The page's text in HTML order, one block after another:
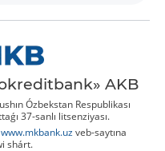
AKB
Ózbekstan Respublikası
37-sanlı litsenziyası.
www.mkbank.uz veb-saytına
shárt.